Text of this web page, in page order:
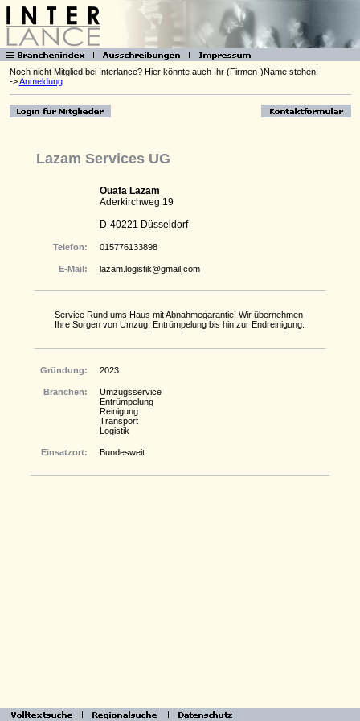
Noch nicht Mitglied bei Interlance? Hier könnte auch Ihr (Firmen-)Name stehen!
->Anmeldung
Lazam Services UG
Ouafa Lazam
Aderkirchweg 19
D-40221 Düsseldorf
Telefon: 015776133898
E-Mail: lazam.logistik@gmail.com
Service Rund ums Haus mit Abnahmegarantie! Wir übernehmen
Ihre Sorgen von Umzug, Entrümpelung bis hin zur Endreinigung.
Gründung: 2023
Branchen:
Umzugsservice
Entrümpelung
Reinigung
Transport
Logistik
Einsatzort: Bundesweit